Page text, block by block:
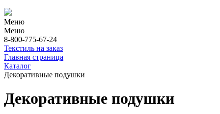
Меню
Меню
8-800-775-67-24
Текстиль на заказ
Главная страница
Каталог
Декоративные подушки
Декоративные подушки